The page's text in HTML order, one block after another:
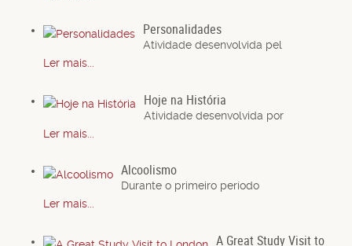
Personalidades
Atividade desenvolvida pel
Ler mais...
Hoje na História
Atividade desenvolvida por
Ler mais...
Alcoolismo
Durante o primeiro período
Ler mais...
A Great Study Visit to